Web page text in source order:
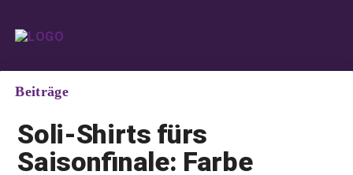
Beiträge
Soli-Shirts fürs
Saisonfinale: Farbe